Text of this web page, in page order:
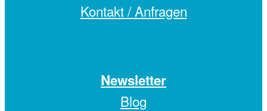
Kontakt / Anfragen
Newsletter
Blog